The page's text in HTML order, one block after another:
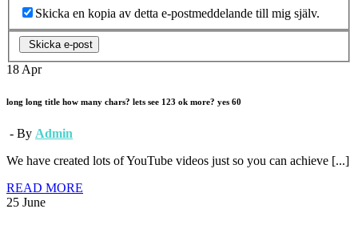
Skicka en kopia av detta e-postmeddelande till mig själv.
Skicka e-post
18 Apr
long long title how many chars? lets see 123 ok more? yes 60
- By Admin
We have created lots of YouTube videos just so you can achieve [...]
READ MORE
25 June